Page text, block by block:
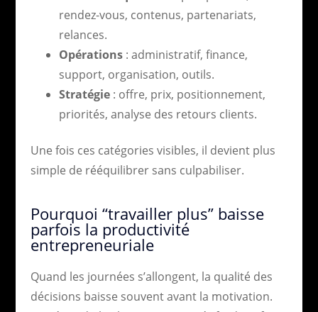
rendez-vous, contenus, partenariats,
relances.
Opérations: administratif, finance,
support, organisation, outils.
Stratégie: offre, prix, positionnement,
priorités, analyse des retours clients.
Une fois ces catégories visibles, il devient plus
simple de rééquilibrer sans culpabiliser.
Pourquoi “travailler plus” baisse
parfois la productivité
entrepreneuriale
Quand les journées s’allongent, la qualité des
décisions baisse souvent avant la motivation.